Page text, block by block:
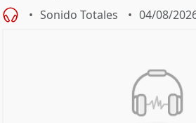
Sonido Totales 04/08/